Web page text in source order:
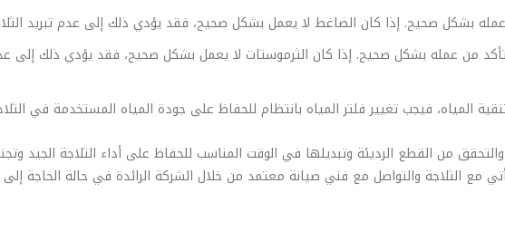
بشكل صحيح. إذا كان الضاغط لا يعمل بشكل صحيح، فقد يؤدي ذلك إلى عدم تبريد
من عمله بشكل صحيح. إذا كان الثرموستات لا يعمل بشكل صحيح، فقد يؤدي ذلك إلى
المياه، فيجب تغيير فلتر المياه بانتظام للحفاظ على جودة المياه المستخدمة في
من القطع الرديئة وتبديلها في الوقت المناسب للحفاظ على أداء الثلاجة الجيد
مع الثلاجة والتواصل مع فني صيانة معتمد من خلال الشركة الرائدة في حالة الحاجة إلى